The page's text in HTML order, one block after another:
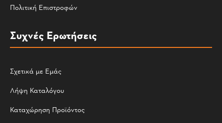
Πολιτική Επιστροφών
Συχνές Ερωτήσεις
Σχετικά με Εμάς
Λήψη Καταλόγου
Καταχώρηση Προϊόντος